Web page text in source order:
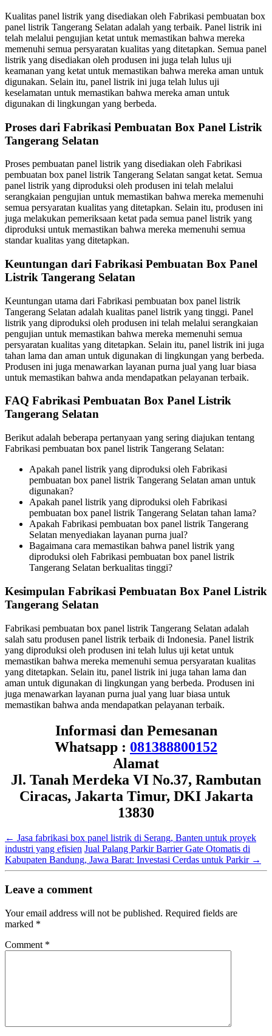
Kualitas panel listrik yang disediakan oleh Fabrikasi pembuatan box
panel listrik Tangerang Selatan adalah yang terbaik. Panel listrik ini
telah melalui pengujian ketat untuk memastikan bahwa mereka
memenuhi semua persyaratan kualitas yang ditetapkan. Semua panel
listrik yang disediakan oleh produsen ini juga telah lulus uji
keamanan yang ketat untuk memastikan bahwa mereka aman untuk
digunakan. Selain itu, panel listrik ini juga telah lulus uji
keselamatan untuk memastikan bahwa mereka aman untuk
digunakan di lingkungan yang berbeda.
Proses dari Fabrikasi Pembuatan Box Panel Listrik
Tangerang Selatan
Proses pembuatan panel listrik yang disediakan oleh Fabrikasi
pembuatan box panel listrik Tangerang Selatan sangat ketat. Semua
panel listrik yang diproduksi oleh produsen ini telah melalui
serangkaian pengujian untuk memastikan bahwa mereka memenuhi
semua persyaratan kualitas yang ditetapkan. Selain itu, produsen ini
juga melakukan pemeriksaan ketat pada semua panel listrik yang
diproduksi untuk memastikan bahwa mereka memenuhi semua
standar kualitas yang ditetapkan.
Keuntungan dari Fabrikasi Pembuatan Box Panel
Listrik Tangerang Selatan
Keuntungan utama dari Fabrikasi pembuatan box panel listrik
Tangerang Selatan adalah kualitas panel listrik yang tinggi. Panel
listrik yang diproduksi oleh produsen ini telah melalui serangkaian
pengujian untuk memastikan bahwa mereka memenuhi semua
persyaratan kualitas yang ditetapkan. Selain itu, panel listrik ini juga
tahan lama dan aman untuk digunakan di lingkungan yang berbeda.
Produsen ini juga menawarkan layanan purna jual yang luar biasa
untuk memastikan bahwa anda mendapatkan pelayanan terbaik.
FAQ Fabrikasi Pembuatan Box Panel Listrik
Tangerang Selatan
Berikut adalah beberapa pertanyaan yang sering diajukan tentang
Fabrikasi pembuatan box panel listrik Tangerang Selatan:
Apakah panel listrik yang diproduksi oleh Fabrikasi
pembuatan box panel listrik Tangerang Selatan aman untuk
digunakan?
Apakah panel listrik yang diproduksi oleh Fabrikasi
pembuatan box panel listrik Tangerang Selatan tahan lama?
Apakah Fabrikasi pembuatan box panel listrik Tangerang
Selatan menyediakan layanan purna jual?
Bagaimana cara memastikan bahwa panel listrik yang
diproduksi oleh Fabrikasi pembuatan box panel listrik
Tangerang Selatan berkualitas tinggi?
Kesimpulan Fabrikasi Pembuatan Box Panel Listrik
Tangerang Selatan
Fabrikasi pembuatan box panel listrik Tangerang Selatan adalah
salah satu produsen panel listrik terbaik di Indonesia. Panel listrik
yang diproduksi oleh produsen ini telah lulus uji ketat untuk
memastikan bahwa mereka memenuhi semua persyaratan kualitas
yang ditetapkan. Selain itu, panel listrik ini juga tahan lama dan
aman untuk digunakan di lingkungan yang berbeda. Produsen ini
juga menawarkan layanan purna jual yang luar biasa untuk
memastikan bahwa anda mendapatkan pelayanan terbaik.
Informasi dan Pemesanan
Whatsapp : 081388800152
Alamat
Jl. Tanah Merdeka VI No.37, Rambutan
Ciracas, Jakarta Timur, DKI Jakarta
13830
← Jasa fabrikasi box panel listrik di Serang, Banten untuk proyek
industri yang efisien Jual Palang Parkir Barrier Gate Otomatis di
Kabupaten Bandung, Jawa Barat: Investasi Cerdas untuk Parkir →
Leave a comment
Your email address will not be published. Required fields are
marked *
Comment *